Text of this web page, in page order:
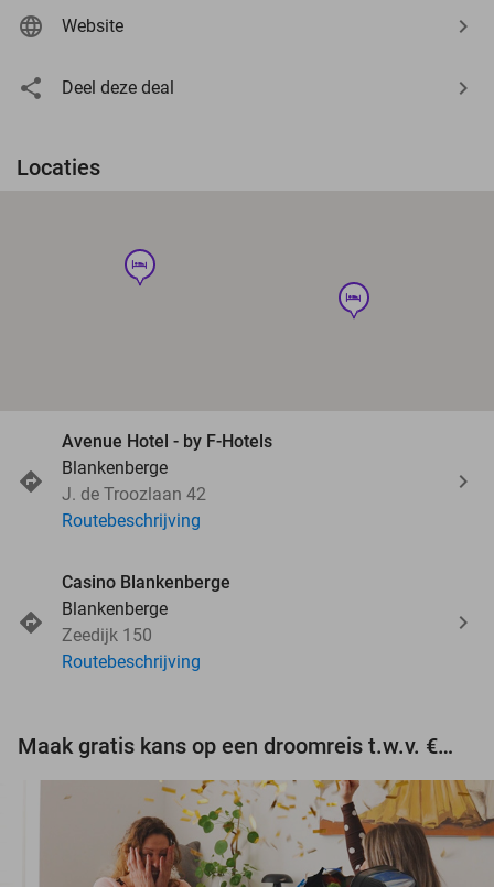
Website
Deel deze deal
Locaties
hotel
hotel
Avenue Hotel - by F-Hotels
Blankenberge
J. de Troozlaan 42
Routebeschrijving
Casino Blankenberge
Blankenberge
Zeedijk 150
Routebeschrijving
Maak gratis kans op een droomreis t.w.v. €3.000!